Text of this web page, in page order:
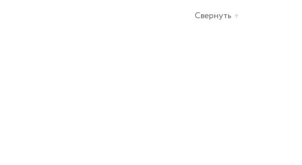
Свернуть